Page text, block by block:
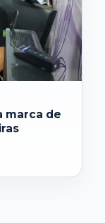
marca de